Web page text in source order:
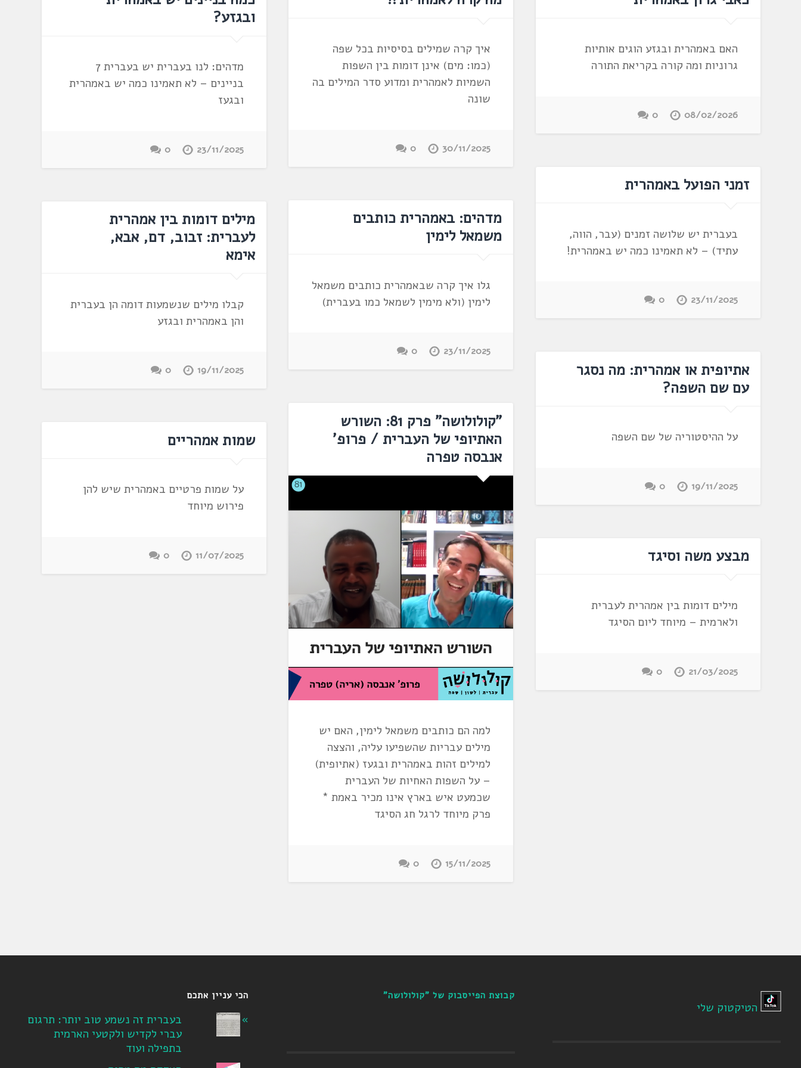
האם באמהרית ובגזע הוגים אותיות
גרוניות ומה קורה בקריאת התורה
08/02/2026
0
איך קרה שמילים בסיסיות בכל שפה
(כמו: מים) אינן דומות בין השפות
השמיות לאמהרית ומדוע סדר המילים בה
שונה
30/11/2025
0
ובגזע?
מדהים: לנו בעברית יש בעברית 7
בניינים – לא תאמינו כמה יש באמהרית
ובגעז
23/11/2025
0
זמני הפועל באמהרית
בעברית יש שלושה זמנים (עבר, הווה,
עתיד) – לא תאמינו כמה יש באמהרית!
23/11/2025
0
מדהים: באמהרית כותבים
משמאל לימין
גלו איך קרה שבאמהרית כותבים משמאל
לימין (ולא מימין לשמאל כמו בעברית)
23/11/2025
0
מילים דומות בין אמהרית
לעברית: זבוב, דם, אבא,
אימא
קבלו מילים שנשמעות דומה הן בעברית
והן באמהרית ובגזע
19/11/2025
0
אתיופית או אמהרית: מה נסגר
עם שם השפה?
על ההיסטוריה של שם השפה
19/11/2025
0
"קולולושה" פרק 81: השורש
האתיופי של העברית / פרופ'
אנבסה טפרה
למה הם כותבים משמאל לימין, האם יש
מילים עבריות שהשפיעו עליה, והצצה
למילים זהות באמהרית ובגעז (אתיופית)
– על השפות האחיות של העברית
שכמעט איש בארץ אינו מכיר באמת *
פרק מיוחד לרגל חג הסיגד
15/11/2025
0
שמות אמהריים
על שמות פרטיים באמהרית שיש להן
פירוש מיוחד
11/07/2025
0 מבצע משה וסיגד
מילים דומות בין אמהרית לעברית
ולארמית – מיוחד ליום הסיגד
21/03/2025
0
הטיקטוק שלי
קבוצת הפייסבוק של "קולולושה" הכי עניין אתכם
בעברית זה נשמע טוב יותר: תרגום
עברי לקדיש ולקטעי הארמית
בתפילה ועוד